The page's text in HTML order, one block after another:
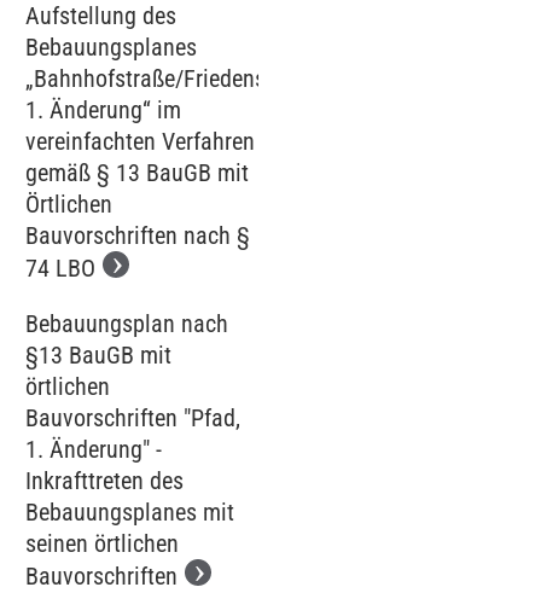
Aufstellung des
Bebauungsplanes
„Bahnhofstraße/Friedenstraße,
1. Änderung“ im
vereinfachten Verfahren
gemäß § 13 BauGB mit
Örtlichen
Bauvorschriften nach §
74 LBO
Bebauungsplan nach
§13 BauGB mit
örtlichen
Bauvorschriften "Pfad,
1. Änderung" -
Inkrafttreten des
Bebauungsplanes mit
seinen örtlichen
Bauvorschriften